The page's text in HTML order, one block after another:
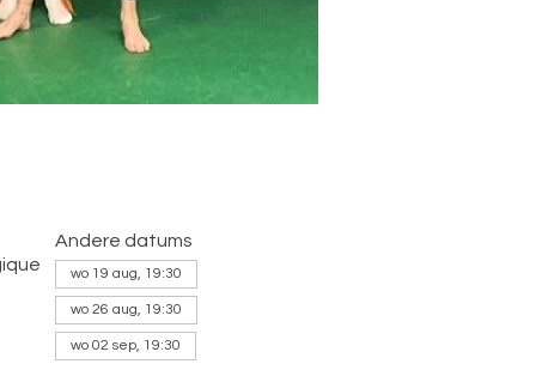
Andere datums
wo 19 aug, 19:30
wo 26 aug, 19:30
wo 02 sep, 19:30